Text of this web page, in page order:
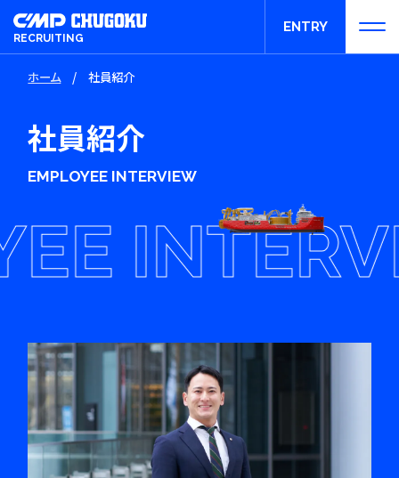
RECRUITING
ENTRY
ホーム/社員紹介
社員紹介
EMPLOYEE INTERVIEW